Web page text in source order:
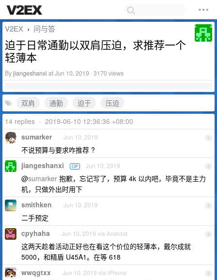
V2EX › 问与答
迫于日常通勤以双肩压迫，求推荐一个
轻薄本
Byjiangeshanxi at Jun 10, 2019 · 3170 views
双肩 通勤 迫于
压迫
14 replies • 2019-06-10 12:36:36 +08:00
1
sumarker Jun 10, 2019
不说预算与要求咋推荐 ?
2
jiangeshanxi OP Jun 10, 2019
@sumarker 抱歉，忘记写了，预算 4k 以内吧，毕竟不是主力
机，只做外出时用下
3
smithken Jun 10, 2019
二手预定
4
cpyhaha Jun 10, 2019 via Android
这两天趁着活动正好也在看这个价位的轻薄本，戴尔成就
5000，和精盾 U45A1。在等 618
5
wwqgtxx Jun 10, 2019 via iPhone